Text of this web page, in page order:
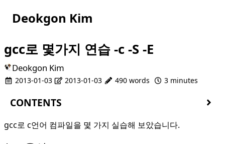
Deokgon Kim
gcc로 몇가지 연습 -c -S -E
Deokgon Kim
2013-01-03 2013-01-03 490 words 3 minutes
CONTENTS
-c 옵션
gcc로 c언어 컴파일을 몇 가지 실습해 보았습니다.